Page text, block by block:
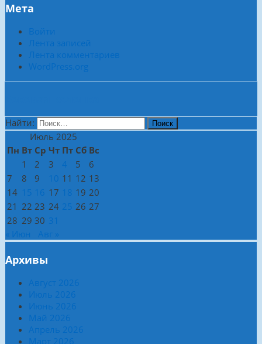
Мета
Войти
Лента записей
Лента комментариев
WordPress.org
Найти:
Июль 2025
Пн Вт Ср Чт Пт Сб Вс
1
2 3 4 5
6
7
8 9 10 11 12 13
14 15 16 17 18 19 20
21 22 23 24 25 26 27
28 29 30 31
« Июн
Авг »
Архивы
Август 2026
Июль 2026
Июнь 2026
Май 2026
Апрель 2026
Март 2026